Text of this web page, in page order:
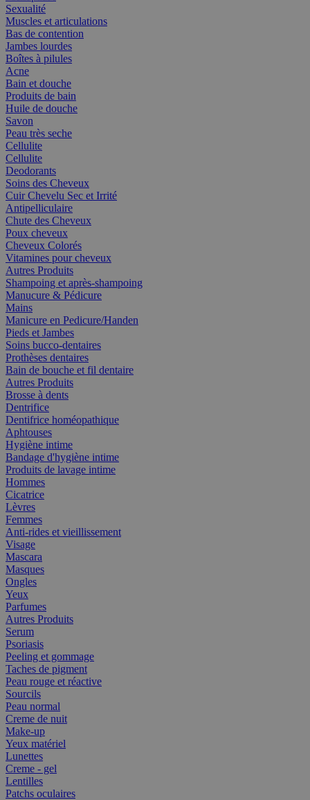
Sexualité
Muscles et articulations
Bas de contention
Jambes lourdes
Boîtes à pilules
Acne
Bain et douche
Produits de bain
Huile de douche
Savon
Peau très seche
Cellulite
Cellulite
Deodorants
Soins des Cheveux
Cuir Chevelu Sec et Irrité
Antipelliculaire
Chute des Cheveux
Poux cheveux
Cheveux Colorés
Vitamines pour cheveux
Autres Produits
Shampoing et après-shampoing
Manucure & Pédicure
Mains
Manicure en Pedicure/Handen
Pieds et Jambes
Soins bucco-dentaires
Prothèses dentaires
Bain de bouche et fil dentaire
Autres Produits
Brosse à dents
Dentrifice
Dentifrice homéopathique
Aphtouses
Hygiène intime
Bandage d'hygiène intime
Produits de lavage intime
Hommes
Cicatrice
Lèvres
Femmes
Anti-rides et vieillissement
Visage
Mascara
Masques
Ongles
Yeux
Parfumes
Autres Produits
Serum
Psoriasis
Peeling et gommage
Taches de pigment
Peau rouge et réactive
Sourcils
Peau normal
Creme de nuit
Make-up
Yeux matériel
Lunettes
Creme - gel
Lentilles
Patchs oculaires